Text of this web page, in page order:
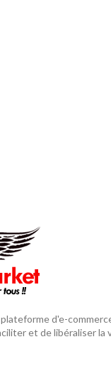
d'e-
et de libéraliser la